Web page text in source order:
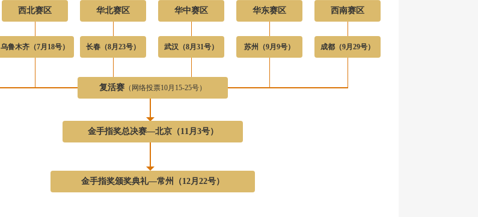
西北赛区 华北赛区 华中赛区 华东赛区 西南赛区
乌鲁木齐（7月18号） 长春（8月23号） 武汉（8月31号） 苏州（9月9号） 成都（9月29号）
复活赛 （网络投票10月15-25号）
金手指奖总决赛—北京（11月3号）
金手指奖颁奖典礼—常州（12月22号）